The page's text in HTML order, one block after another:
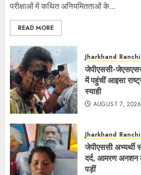
परीक्षाओं में कथित अनियमितताओं के...
READ MORE
Jharkhand Ranchi
जेपीएससी-
में पहुंचीं आइसा
स्याही
AUGUST 7, 2026
Jharkhand Ranchi
जेपीएससी अभ्यर्थी
दर्द, आमरण
पड़ीं